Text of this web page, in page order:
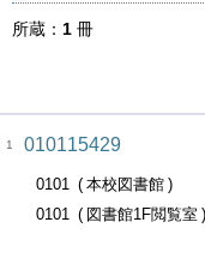
所蔵 1 冊
1 010115429
0101
本校図書館
0101
図書館1F閲覧室